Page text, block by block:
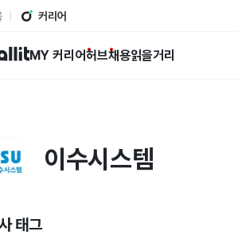
커리어
MY 커리어허브채용읽을거리
이수시스템
태그